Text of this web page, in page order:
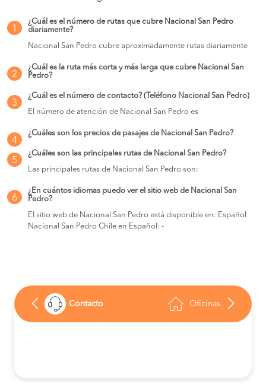
1
¿Cuál es el número de rutas que cubre Nacional San Pedro
diariamente?
Nacional San Pedro cubre aproximadamente rutas diariamente
2
¿Cuál es la ruta más corta y más larga que cubre Nacional San
Pedro?
3
¿Cuál es el número de contacto? (Teléfono Nacional San Pedro)
El número de atención de Nacional San Pedro es
4
¿Cuáles son los precios de pasajes de Nacional San Pedro?
5
¿Cuáles son las principales rutas de Nacional San Pedro?
Las principales rutas de Nacional San Pedro son:
6
¿En cuántos idiomas puedo ver el sitio web de Nacional San
Pedro?
El sitio web de Nacional San Pedro está disponible en: Español
Nacional San Pedro Chile en Español: -
Contacto Oficinas